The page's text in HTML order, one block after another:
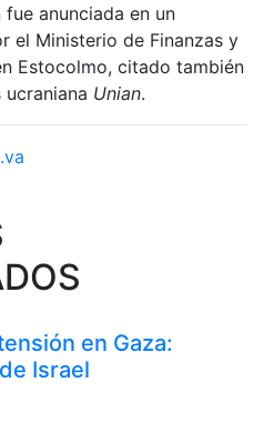
anunciada en un
el Ministerio de Finanzas y
Estocolmo, citado también
Unian.
en Gaza:
Israel